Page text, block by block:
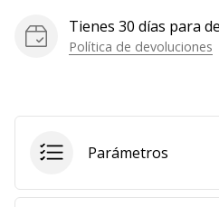
artículosTienes 30 días para
Política de devoluciones
Parámetros